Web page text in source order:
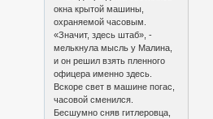
окна крытой машины,
охраняемой часовым.
«Значит, здесь штаб», -
мелькнула мысль у Малина,
и он решил взять пленного
офицера именно здесь.
Вскоре свет в машине погас,
часовой сменился.
Бесшумно сняв гитлеровца,